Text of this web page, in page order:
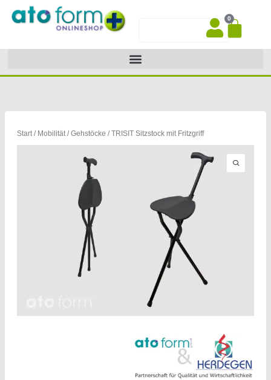
Inhalt
0
Start/ Mobilität/Gehstöcke / TRISIT Sitzstock mit Fritzgriff